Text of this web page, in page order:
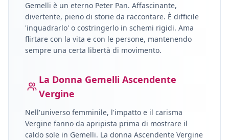
Gemelli è un eterno Peter Pan. Affascinante,
divertente, pieno di storie da raccontare. È difficile
'inquadrarlo' o costringerlo in schemi rigidi. Ama
flirtare con la vita e con le persone, mantenendo
sempre una certa libertà di movimento.
La Donna GemelliAscendente
Vergine
Nell'universo femminile, l'impatto e il carisma
Vergine fanno da apripista prima di mostrare il
caldo sole in Gemelli. La donna Ascendente Vergine